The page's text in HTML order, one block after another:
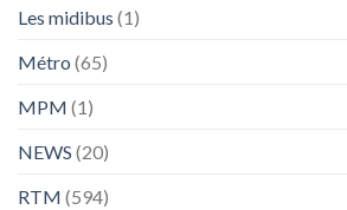
Les midibus (1)
Métro (65)
MPM (1)
NEWS (20)
RTM (594)